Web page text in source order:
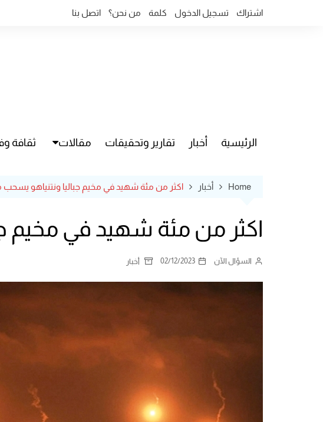
اشتراك تسجيل الدخول كلمة من نحن؟ اتصل بنا
الرئيسية أخبار تقارير وتحقيقات مقالات ثقافة
مسرح
Home أخبار اكثر من مئة شهيد في مخيم جباليا ونتنياهو
اكثر من مئة شهيد في مخيم
السؤال الآن 02/12/2023 أخبار